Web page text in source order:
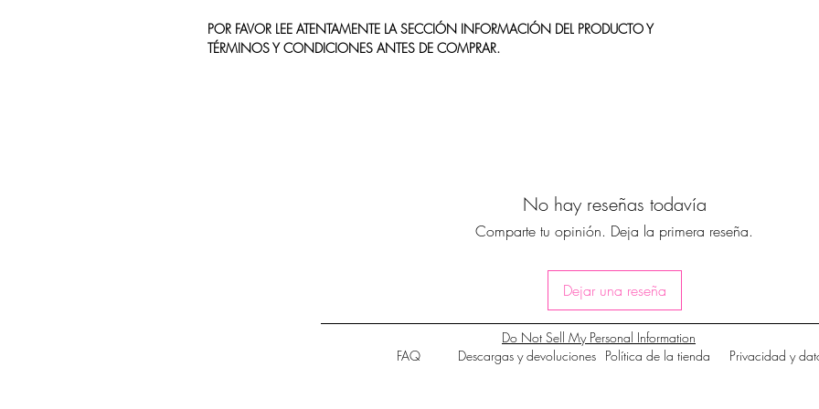
POR FAVOR LEE ATENTAMENTE LA SECCIÓN INFORMACIÓN DEL PRODUCTO Y
TÉRMINOS Y CONDICIONES ANTES DE COMPRAR.
No hay reseñas todavía
Comparte tu opinión. Deja la primera reseña.
Dejar una reseña
Do Not Sell My Personal Information
FAQ
Descargas y devoluciones Política de la tienda Privacidad y